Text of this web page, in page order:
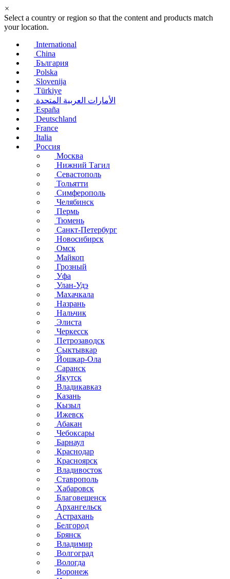
×
Select a country or region so that the content and products match
your location.
International
China
България
Polska
Slovenija
Türkiye
الأمارات العربية المتحدة
España
Deutschland
France
Italia
Россия
Москва
Нижний Тагил
Севастополь
Тольятти
Симферополь
Челябинск
Пермь
Тюмень
Санкт-Петербург
Новосибирск
Омск
Майкоп
Грозный
Уфа
Улан-Удэ
Махачкала
Назрань
Нальчик
Элиста
Черкесск
Петрозаводск
Сыктывкар
Йошкар-Ола
Саранск
Якутск
Владикавказ
Казань
Кызыл
Ижевск
Абакан
Чебоксары
Барнаул
Краснодар
Красноярск
Владивосток
Ставрополь
Хабаровск
Благовещенск
Архангельск
Астрахань
Белгород
Брянск
Владимир
Волгоград
Вологда
Воронеж